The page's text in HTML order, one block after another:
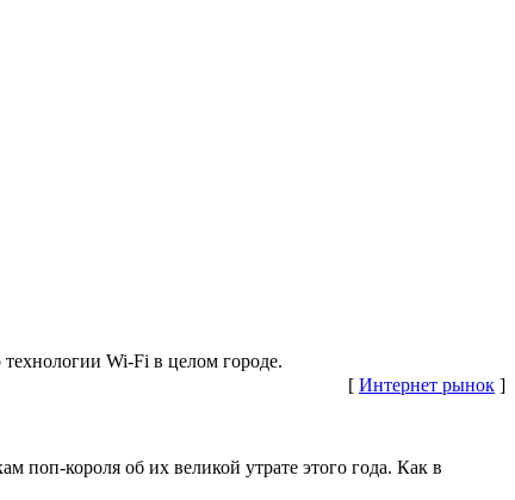
Wi-Fi в целом городе.
[ Интернет рынок ]
короля об их великой утрате этого года. Как в